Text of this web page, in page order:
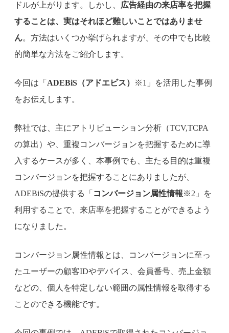
ドルが上がります。しかし、 広告経由の来店率を把握
することは、実はそれほど難しいことではありませ
ん。方法はいくつか挙げられますが、その中でも比較
的簡単な方法をご紹介します。
今回は「 ADEBiS（アドエビス）
※1」を活用した事例
をお伝えします。
弊社では、主にアトリビューション分析（TCV,TCPA
の算出）や、重複コンバージョンを把握するために導
入するケースが多く、本事例でも、主たる目的は重複
コンバージョンを把握することにありましたが、
ADEBiSの提供する「 コンバージョン属性情報※2」を
利用することで、来店率を把握することができるよう
になりました。
コンバージョン属性情報とは、コンバージョンに至っ
たユーザーの顧客IDやデバイス、会員番号、売上金額
などの、個人を特定しない範囲の属性情報を取得する
ことのできる機能です。